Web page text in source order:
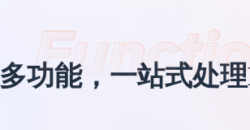
功能，一站式处